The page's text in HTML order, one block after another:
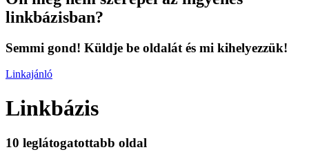
linkbázisban?
Semmi gond! Küldje be oldalát és mi kihelyezzük!
Linkajánló
Linkbázis
10 leglátogatottabb oldal